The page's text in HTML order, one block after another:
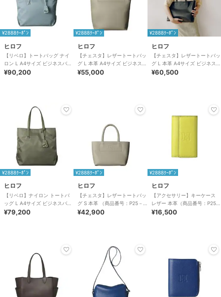
¥2888ｸｰﾎﾟﾝ
ヒロフ
【リベロ】トートバッグ ナイ
ロン L A4サイズ ビジネスバッ
グ（商品番号：P25-39316）
¥90,200
¥2888ｸｰﾎﾟﾝ
ヒロフ
【チェスタ】レザートートバッ
グ L 本革 A4サイズ ビジネスバ
ッグ（商品番号：P25-
¥55,000
¥2888ｸｰﾎﾟﾝ
ヒロフ
【チェスタ】レザートートバッ
グ L 本革 A4サイズ ビジネスバ
ッグ ※WEB限定（商品番号：
¥60,500
¥2888ｸｰﾎﾟﾝ
ヒロフ
【リベロ】ナイロン トートバ
ッグ L A4サイズ ビジネスバッ
グ（商品番号：P25-39314）
¥79,200
¥2888ｸｰﾎﾟﾝ
ヒロフ
【チェスタ】レザートートバッ
グ S 本革 （商品番号：P25－
30530）
¥42,900
¥2888ｸｰﾎﾟﾝ
ヒロフ
【アクセサリー】キーケース
レザー 本革（商品番号：P25-
50213）
¥16,500